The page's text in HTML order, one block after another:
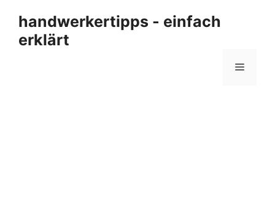
Inhalt
springen
handwerkertipps - einfach
erklärt
Menü